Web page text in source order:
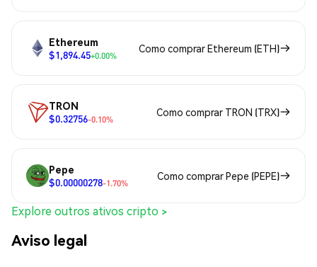
Ethereum
$1,894.45+0.00%
Como comprar Ethereum (ETH)
TRON
$0.32756-0.10%
Como comprar TRON (TRX)
Pepe
$0.00000278-1.70%
Como comprar Pepe (PEPE)
Explore outros ativos cripto >
Aviso legal